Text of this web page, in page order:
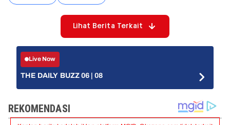
Lihat Berita Terkait
Live Now
THE DAILY BUZZ 06 | 08